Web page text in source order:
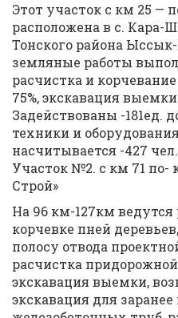
Этот участок с км 25 —
расположена в с. Кара-
Тонского района
земляные работы
расчистка и
75%, экскавация
Задействованы -181ед.
техники и
насчитывается -427 чел.
Участок №2. с км 71 по-
Строй»
На 96 км-127км
корчевке пней
полосу отвода
расчистка
экскавация выемки,
экскавация для